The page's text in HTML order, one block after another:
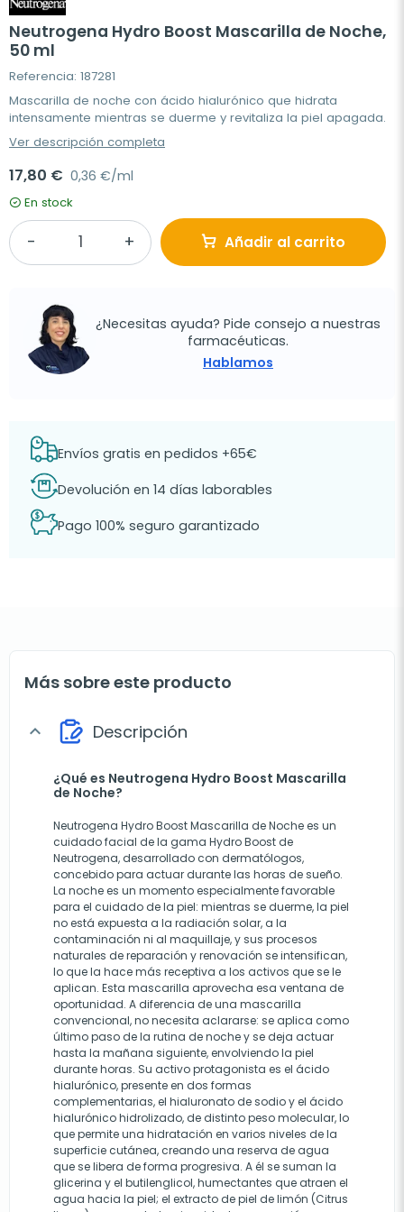
Neutrogena Hydro Boost Mascarilla de Noche,
50 ml
Referencia: 187281
Mascarilla de noche con ácido hialurónico que hidrata
intensamente mientras se duerme y revitaliza la piel apagada.
Ver descripción completa
17,80 € 0,36 €/ml
En stock
Añadir al carrito
¿Necesitas ayuda? Pide consejo a nuestras
farmacéuticas.
Hablamos
Envíos gratis en pedidos +65€
Devolución en 14 días laborables
Pago 100% seguro garantizado
Más sobre este producto
expand_more Descripción
¿Qué es Neutrogena Hydro Boost Mascarilla
de Noche?
Neutrogena Hydro Boost Mascarilla de Noche es un
cuidado facial de la gama Hydro Boost de
Neutrogena, desarrollado con dermatólogos,
concebido para actuar durante las horas de sueño.
La noche es un momento especialmente favorable
para el cuidado de la piel: mientras se duerme, la piel
no está expuesta a la radiación solar, a la
contaminación ni al maquillaje, y sus procesos
naturales de reparación y renovación se intensifican,
lo que la hace más receptiva a los activos que se le
aplican. Esta mascarilla aprovecha esa ventana de
oportunidad. A diferencia de una mascarilla
convencional, no necesita aclararse: se aplica como
último paso de la rutina de noche y se deja actuar
hasta la mañana siguiente, envolviendo la piel
durante horas. Su activo protagonista es el ácido
hialurónico, presente en dos formas
complementarias, el hialuronato de sodio y el ácido
hialurónico hidrolizado, de distinto peso molecular, lo
que permite una hidratación en varios niveles de la
superficie cutánea, creando una reserva de agua
que se libera de forma progresiva. A él se suman la
glicerina y el butilenglicol, humectantes que atraen el
agua hacia la piel; el extracto de piel de limón (Citrus